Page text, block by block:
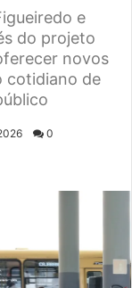
e
do projeto
novos
cotidiano de
0